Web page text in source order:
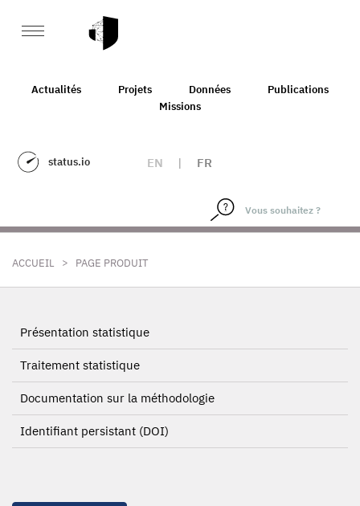
Actualités Projets Données
Publications
Missions
status.io EN | FR
ACCUEIL > PAGE PRODUIT
Présentation statistique
Traitement statistique
Documentation sur la méthodologie
Identifiant persistant (DOI)